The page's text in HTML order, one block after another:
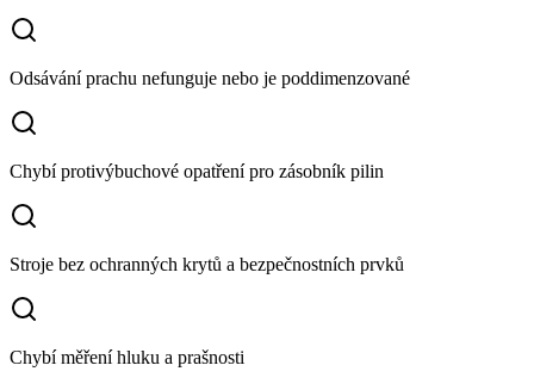
Odsávání prachu nefunguje nebo je poddimenzované
Chybí protivýbuchové opatření pro zásobník pilin
Stroje bez ochranných krytů a bezpečnostních prvků
Chybí měření hluku a prašnosti